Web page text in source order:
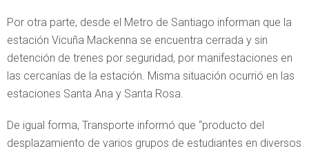
Por otra parte, desde el Metro de Santiago informan que la
estación Vicuña Mackenna se encuentra cerrada y sin
detención de trenes por seguridad, por manifestaciones en
las cercanías de la estación. Misma situación ocurrió en las
estaciones Santa Ana y Santa Rosa.
De igual forma, Transporte informó que “producto del
desplazamiento de varios grupos de estudiantes en diversos